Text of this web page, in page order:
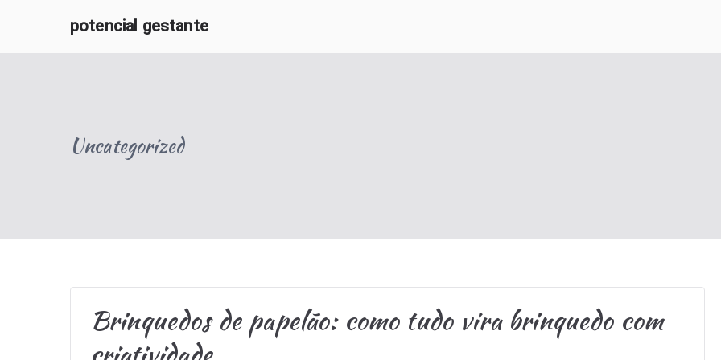
potencial gestante
Uncategorized
Brinquedos de papelão: como tudo vira brinquedo com